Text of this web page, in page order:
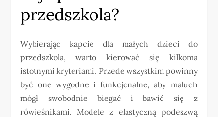
przedszkola?
Wybierając kapcie dla małych dzieci do
przedszkola, warto kierować się kilkoma
istotnymi kryteriami. Przede wszystkim powinny
być one wygodne i funkcjonalne, aby maluch
mógł swobodnie biegać i bawić się z
rówieśnikami. Modele z elastyczną podeszwą